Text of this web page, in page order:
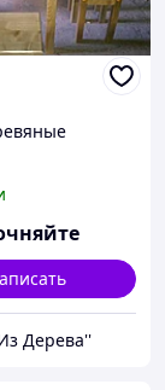
Дерева''